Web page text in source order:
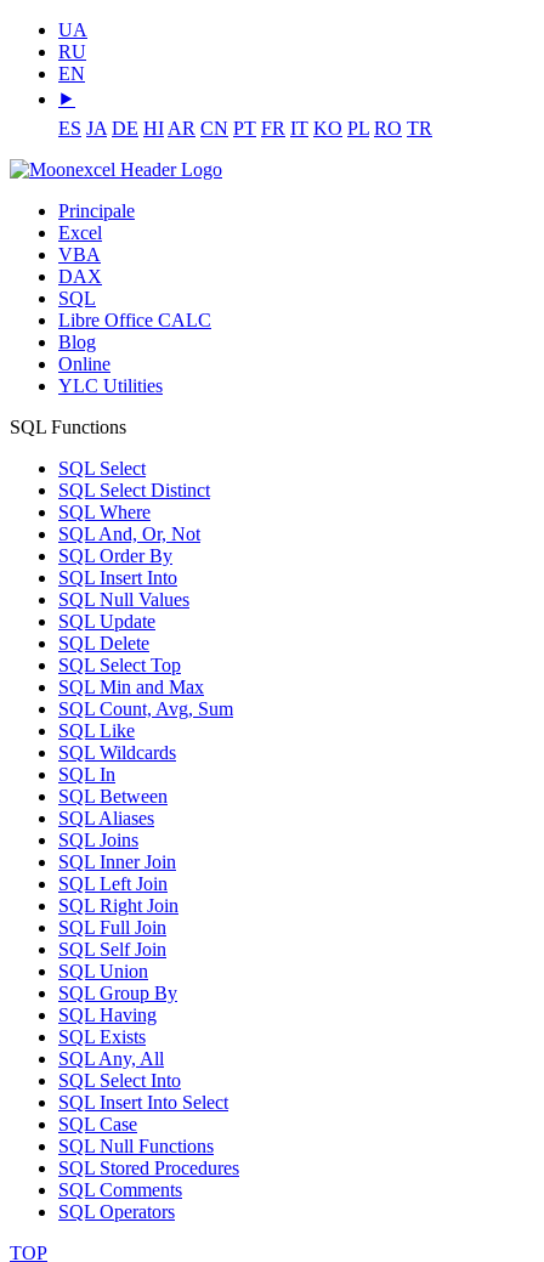
UA
RU
EN
⯈
ES JA DE HI AR CN PT FR IT KO PL RO TR
Principale
Excel
VBA
DAX
SQL
Libre Office CALC
Blog
Online
YLC Utilities
SQL Functions
SQL Select
SQL Select Distinct
SQL Where
SQL And, Or, Not
SQL Order By
SQL Insert Into
SQL Null Values
SQL Update
SQL Delete
SQL Select Top
SQL Min and Max
SQL Count, Avg, Sum
SQL Like
SQL Wildcards
SQL In
SQL Between
SQL Aliases
SQL Joins
SQL Inner Join
SQL Left Join
SQL Right Join
SQL Full Join
SQL Self Join
SQL Union
SQL Group By
SQL Having
SQL Exists
SQL Any, All
SQL Select Into
SQL Insert Into Select
SQL Case
SQL Null Functions
SQL Stored Procedures
SQL Comments
SQL Operators
TOP